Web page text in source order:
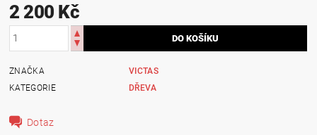
2 200 Kč
ZNAČKA
VICTAS
KATEGORIE
DŘEVA
Dotaz